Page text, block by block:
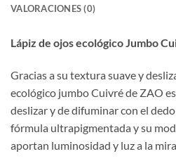
VALORACIONES (0)
Lápiz de ojos ecológico Jumbo
Gracias a su textura suave y
ecológico jumbo Cuivré de ZAO
deslizar y de difuminar con el
fórmula ultrapigmentada y su
aportan luminosidad y luz a la